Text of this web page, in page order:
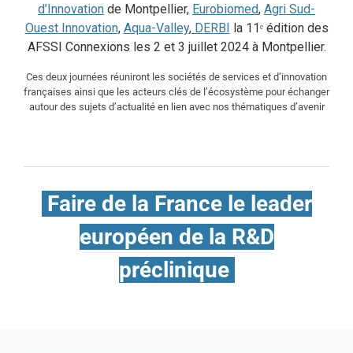
d’Innovation de Montpellier, Eurobiomed, Agri Sud-
Ouest Innovation, Aqua-Valley, DERBI la 11ᵉ édition des
AFSSI Connexions les 2 et 3 juillet 2024 à Montpellier.
Ces deux journées réuniront les sociétés de services et d’innovation
françaises ainsi que les acteurs clés de l’écosystème pour échanger
autour des sujets d’actualité en lien avec nos thématiques d’avenir
Faire de la France le leader
européen de la R&D
préclinique